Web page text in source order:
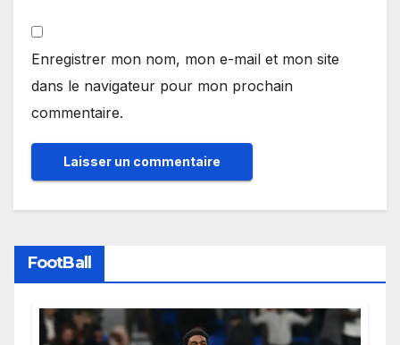
Enregistrer mon nom, mon e-mail et mon site
dans le navigateur pour mon prochain
commentaire.
FootBall